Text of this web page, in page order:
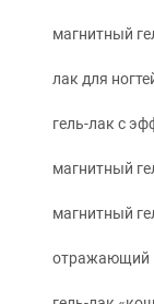
магнитный
лак для
гель-лак с
магнитный
магнитный
отражающий